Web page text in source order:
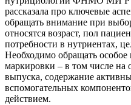
рассказала про ключевые
обращать внимание при
относятся возраст, пол
потребности в нутриентах,
Необходимо обращать особое
маркировки – в том числе
выпуска, содержание
вспомогательных
действием.